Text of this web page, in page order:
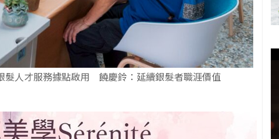
人才服務據點啟用 饒慶鈴：延續銀髮者職涯價值